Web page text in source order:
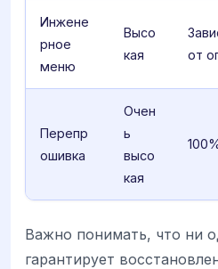
Инжене
рное
меню
Высо
кая
от
Перепр
ошивка
Очен
ь
высо
кая
Важно понимать, что ни
гарантирует